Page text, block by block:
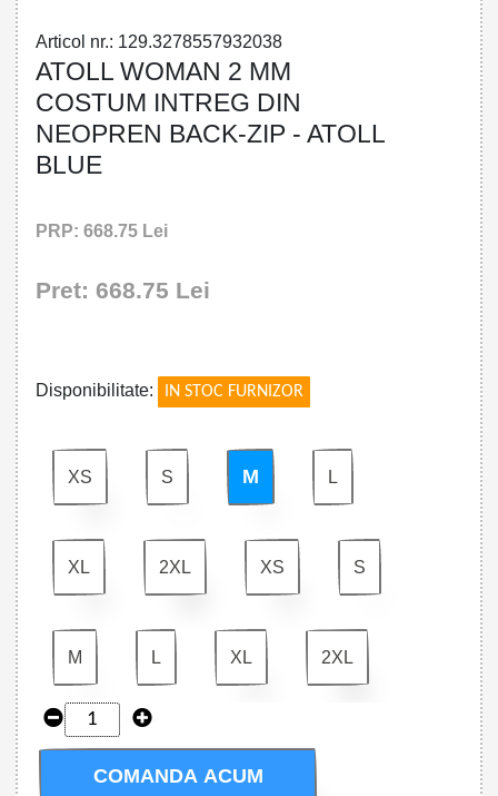
Articol nr.: 129.3278557932038
ATOLL WOMAN 2 MM
COSTUM INTREG DIN
NEOPREN BACK-ZIP - ATOLL
BLUE
PRP: 668.75 Lei
Pret: 668.75 Lei
Disponibilitate: IN STOC FURNIZOR
XS S M L
XL 2XL XS S
M L XL 2XL
COMANDA ACUM